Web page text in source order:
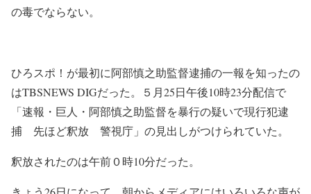
の毒でならない。
ひろスポ！が最初に阿部慎之助監督逮捕の一報を知ったの
はTBSNEWS DIGだった。５月25日午後10時23分配信で
「速報・巨人・阿部慎之助監督を暴行の疑いで現行犯逮
捕 先ほど釈放 警視庁」の見出しがつけられていた。
釈放されたのは午前０時10分だった。